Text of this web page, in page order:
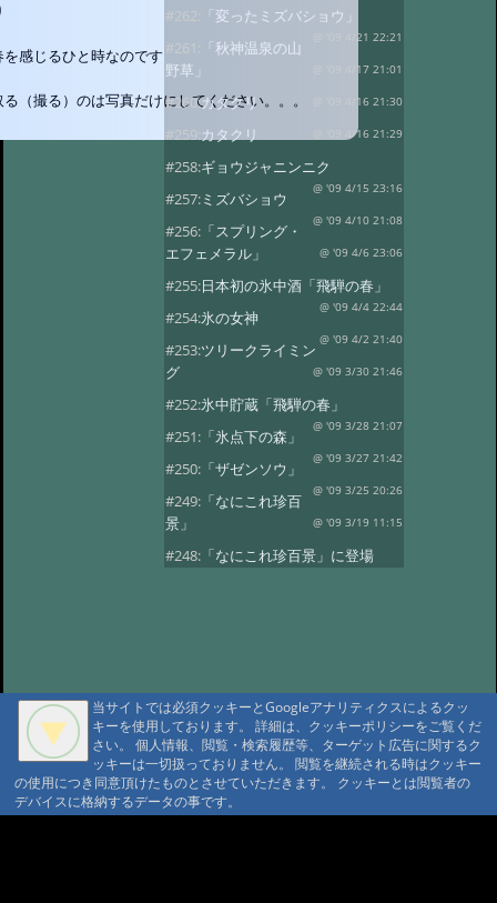
を感じるひと時なのです
る（撮る）のは写真だけにしてください。。。
#262: 「変ったミズバショウ」
@ '09 4/21 22:21
#261: 「秋神温泉の山
野草」
@ '09 4/17 21:01
#260:カタクリ @ '09 4/16 21:30
#259:カタクリ @ '09 4/16 21:29
#258:ギョウジャニンニク
@ '09 4/15 23:16
#257:ミズバショウ
@ '09 4/10 21:08
#256: 「スプリング・
エフェメラル」
@ '09 4/6 23:06
#255:日本初の氷中酒「飛騨の春」
@ '09 4/4 22:44
#254:氷の女神
@ '09 4/2 21:40
#253:ツリークライミン
グ
@ '09 3/30 21:46
#252:氷中貯蔵「飛騨の春」
@ '09 3/28 21:07
#251: 「氷点下の森」
@ '09 3/27 21:42
#250: 「ザゼンソウ」
@ '09 3/25 20:26
#249: 「なにこれ珍百
景」
@ '09 3/19 11:15
#248: 「なにこれ珍百景」に登場
@ '09 3/3 20:42
#243:「秋神温泉お泊り
プラン」
@ '09 3/1 21:01
#242: 「氷点下の森の不思議」
@ '09 2/24 17:05
#241:「氷の魅力」
当サイトでは必須クッキーとGoogleアナリティクスによるクッ
キーを使用しております。 詳細は、クッキーポリシーをご覧くだ
さい。 個人情報、閲覧・検索履歴等、ターゲット広告に関するク
ッキーは一切扱っておりません。 閲覧を継続される時はクッキー
の使用につき同意頂けたものとさせていただきます。 クッキーとは閲覧者の
デバイスに格納するデータの事です。